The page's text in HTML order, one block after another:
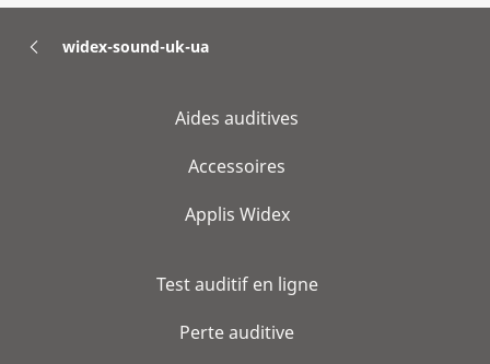
widex-sound-uk-ua
Aides auditives
Accessoires
Applis Widex
Test auditif en ligne
Perte auditive